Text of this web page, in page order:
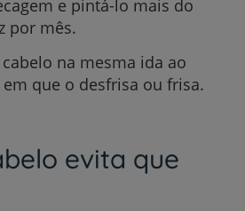
e pintá-lo mais do
por mês.
na mesma ida ao
que o desfrisa ou frisa.
evita que